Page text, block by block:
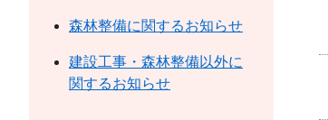
森林整備に関するお知らせ
建設工事・森林整備以外に
関するお知らせ